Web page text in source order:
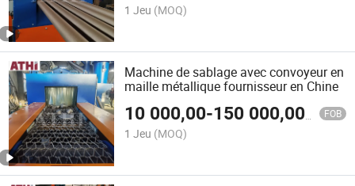
1 Jeu (MOQ)
Machine de sablage avec convoyeur en
maille métallique fournisseur en Chine
10 000,00-150 000,00$US
FOB
1 Jeu (MOQ)